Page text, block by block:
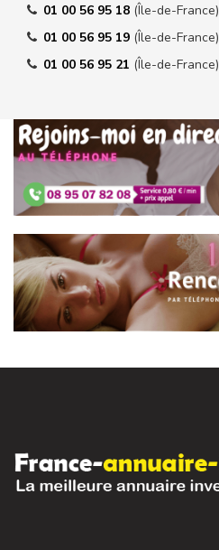
01 00 56 95 18 (Île-de-France)
01 00 56 95 19 (Île-de-France)
01 00 56 95 21 (Île-de-France)